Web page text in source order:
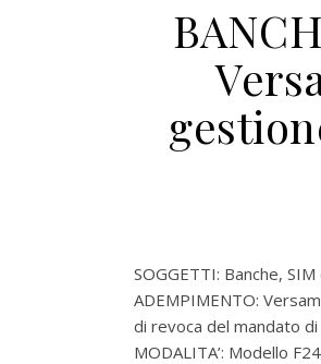
SOGGETTI: Banche,
ADEMPIMENTO:
di revoca del mandato
MODALITA’: Modello